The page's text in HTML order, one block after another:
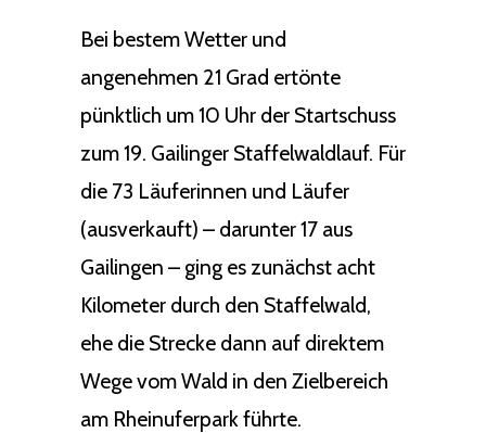
Bei bestem Wetter und
angenehmen 21 Grad ertönte
pünktlich um 10 Uhr der Startschuss
zum 19. Gailinger Staffelwaldlauf. Für
die 73 Läuferinnen und Läufer
(ausverkauft) – darunter 17 aus
Gailingen – ging es zunächst acht
Kilometer durch den Staffelwald,
ehe die Strecke dann auf direktem
Wege vom Wald in den Zielbereich
am Rheinuferpark führte.